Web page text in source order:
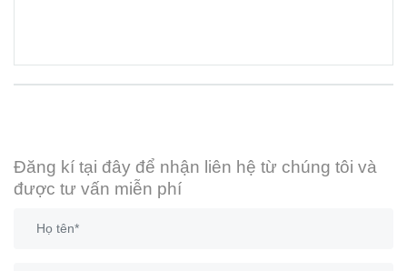
Đăng kí tại đây để nhận liên hệ từ chúng tôi và
được tư vấn miễn phí